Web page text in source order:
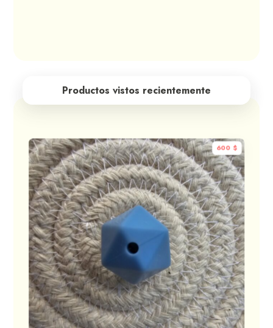
Productos vistos recientemente
600 $